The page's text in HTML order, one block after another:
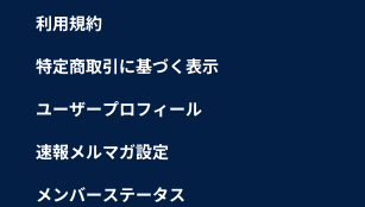
利用規約
特定商取引に基づく表示
ユーザープロフィール
速報メルマガ設定
メンバーステータス